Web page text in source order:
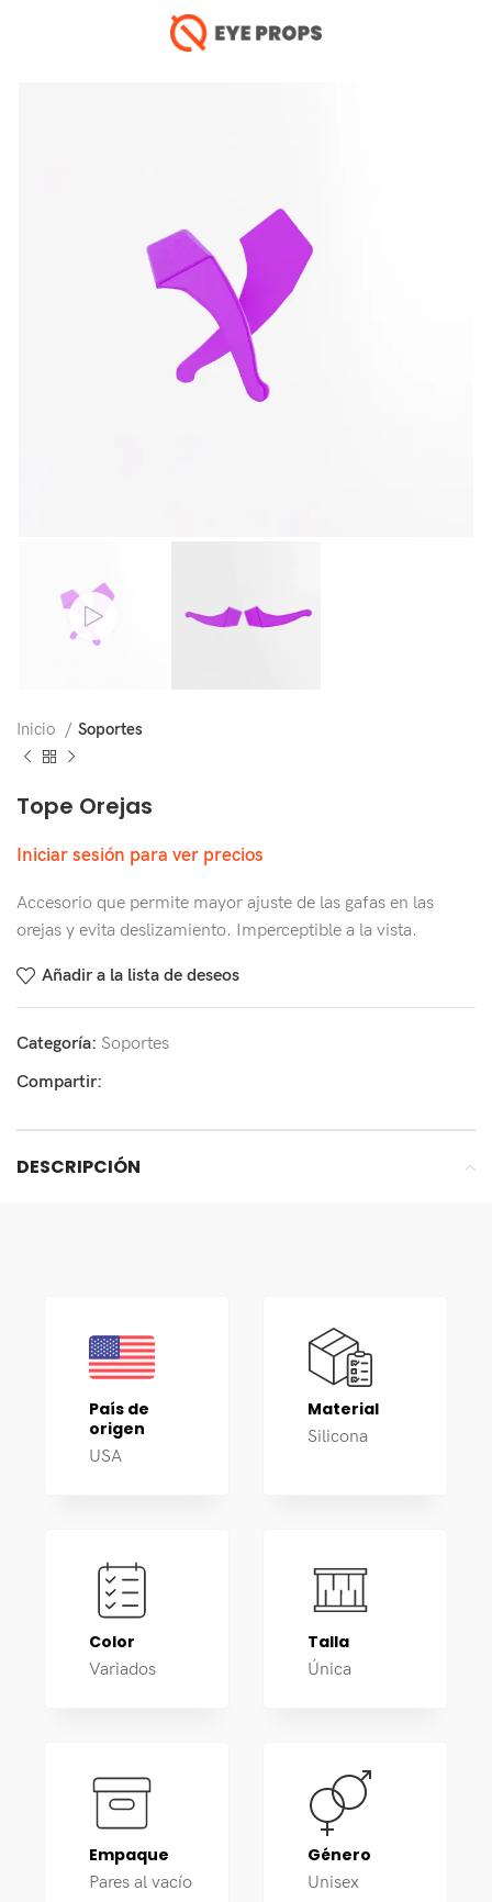
Inicio Soportes
Tope Orejas
Iniciar sesión para ver precios
Accesorio que permite mayor ajuste de las gafas en las
orejas y evita deslizamiento. Imperceptible a la vista.
Añadir a la lista de deseos
Categoría: Soportes
Compartir:
DESCRIPCIÓN
País de
origen
USA
Material
Silicona
Color
Variados
Talla
Única
Empaque
Pares al vacío
Género
Unisex